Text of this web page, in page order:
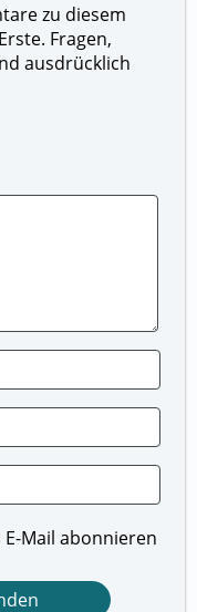
zu diesem
Fragen,
ausdrücklich
Mail abonnieren